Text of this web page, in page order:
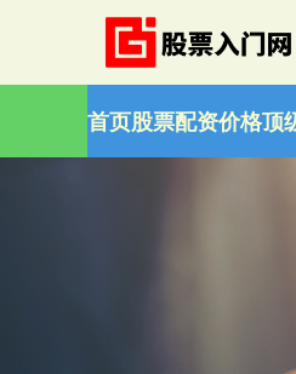
首页股票配资价格顶